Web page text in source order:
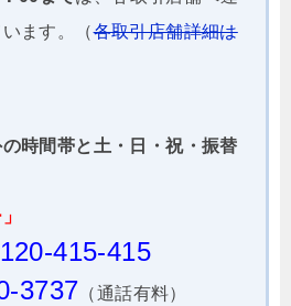
ます。（各取引店舗詳細は
時間帯と土・日・祝・振替
415-415
3737 （通話有料）